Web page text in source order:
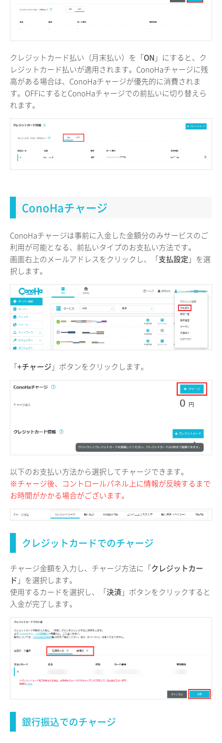
クレジットカード払い（月末払い）を「ON 」にすると、ク
レジットカード払いが適用されます。ConoHaチャージに残
高がある場合は、ConoHaチャージが優先的に消費されま
す。OFFにするとConoHaチャージでの前払いに切り替えら
れます。
ConoHaチャージ
ConoHaチャージは事前に入金した金額分のみサービスのご
利用が可能となる、前払いタイプのお支払い方法です。
画面右上のメールアドレスをクリックし、「支払設定 」を選
択します。
「+チャージ 」ボタンをクリックします。
以下のお支払い方法から選択してチャージできます。
※チャージ後、コントロールパネル上に情報が反映するまで
お時間がかかる場合がございます。
クレジットカードでのチャージ
チャージ金額を入力し、チャージ方法に「クレジットカー
ド 」を選択します。
使用するカードを選択し、「決済」ボタンをクリックすると
入金が完了します。
銀行振込でのチャージ